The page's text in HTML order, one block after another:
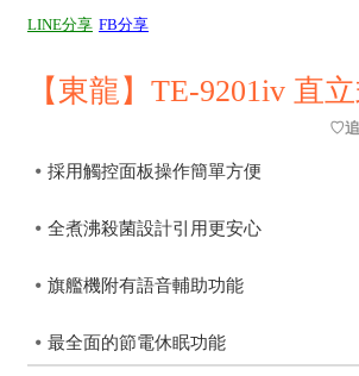
LINE分享 FB分享
【東龍】TE-9201iv 直
⦁ 採用觸控面板操作簡單方便
⦁ 全煮沸殺菌設計引用更安心
⦁ 旗艦機附有語音輔助功能
⦁ 最全面的節電休眠功能